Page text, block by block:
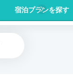
宿泊プランを探す